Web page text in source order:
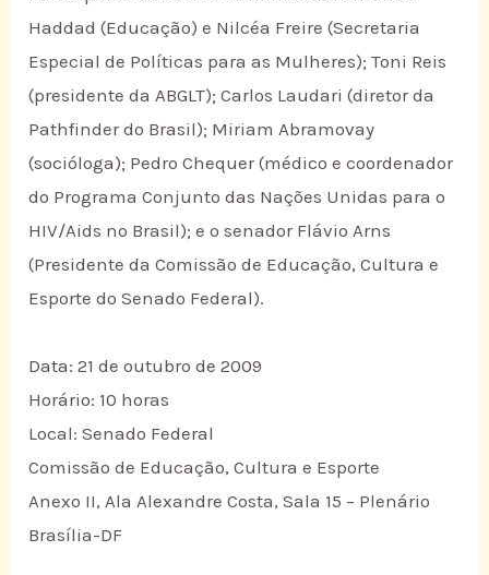
Haddad (Educação) e Nilcéa Freire (Secretaria
Especial de Políticas para as Mulheres); Toni Reis
(presidente da ABGLT); Carlos Laudari (diretor da
Pathfinder do Brasil); Miriam Abramovay
(socióloga); Pedro Chequer (médico e coordenador
do Programa Conjunto das Nações Unidas para o
HIV/Aids no Brasil); e o senador Flávio Arns
(Presidente da Comissão de Educação, Cultura e
Esporte do Senado Federal).
Data: 21 de outubro de 2009
Horário: 10 horas
Local: Senado Federal
Comissão de Educação, Cultura e Esporte
Anexo II, Ala Alexandre Costa, Sala 15 – Plenário
Brasília-DF